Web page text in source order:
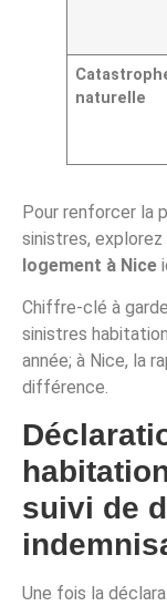
naturelle
Pour renforcer la
sinistres,
logement à Nice
Chiffre-clé à
sinistres
année; à Nice, la
différence.
suivi de
Une fois la